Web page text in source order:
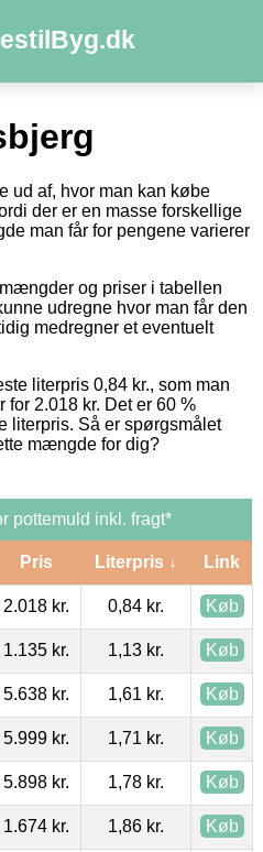
ud af, hvor man kan købe
der er en masse forskellige
man får for pengene varierer
og priser i tabellen
udregne hvor man får den
medregner et eventuelt
literpris 0,84 kr., som man
for 2.018 kr. Det er 60 %
literpris. Så er spørgsmålet
mængde for dig?
pottemuld inkl. fragt*
Pris Literpris ↓ Link
2.018 kr. 0,84 kr. Køb
1.135 kr. 1,13 kr. Køb
5.638 kr. 1,61 kr. Køb
5.999 kr. 1,71 kr. Køb
5.898 kr. 1,78 kr. Køb
1.674 kr. 1,86 kr. Køb